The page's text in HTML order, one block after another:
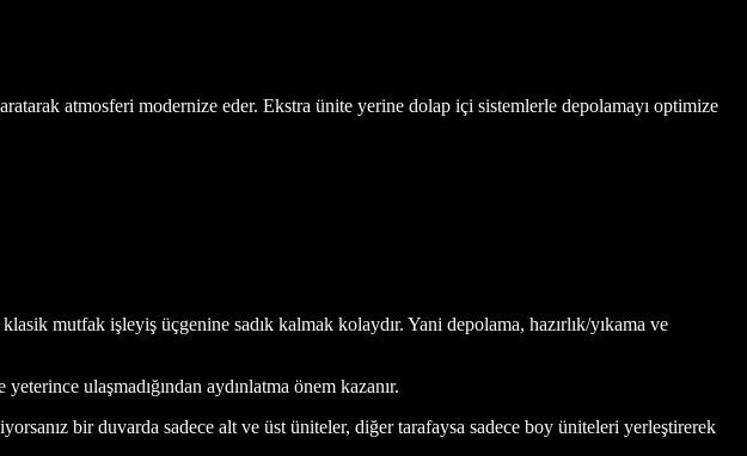
atmosferi modernize eder. Ekstra ünite yerine dolap içi sistemlerle depolamayı optimize
mutfak işleyiş üçgenine sadık kalmak kolaydır. Yani depolama, hazırlık/yıkama ve
ulaşmadığından aydınlatma önem kazanır.
bir duvarda sadece alt ve üst üniteler, diğer tarafaysa sadece boy üniteleri yerleştirerek